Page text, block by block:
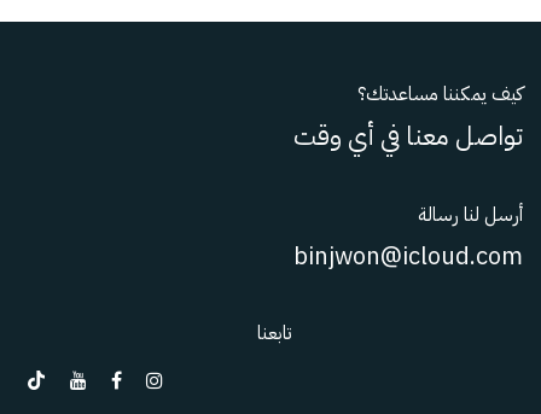
كيف يمكننا مساعدتك؟
تواصل معنا في أي وقت
أرسل لنا رسالة
binjwon@icloud.com
تابعنا